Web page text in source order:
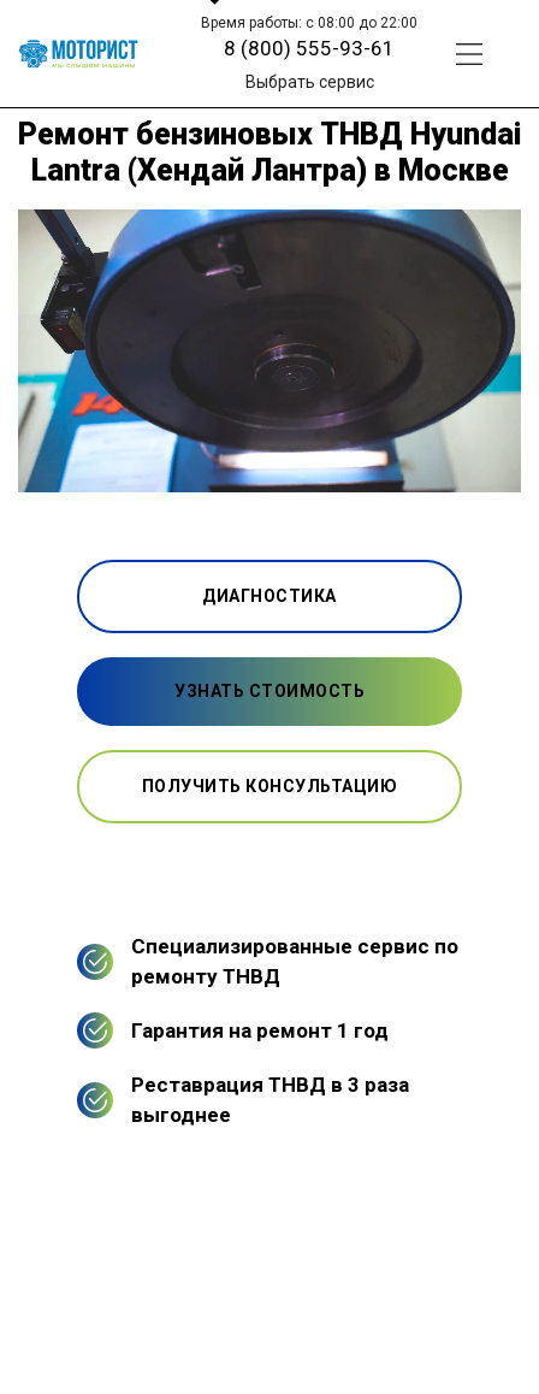
Время работы: с 08:00 до 22:00
8 (800) 555-93-61
Выбрать сервис
Ремонт бензиновых ТНВД Hyundai
Lantra (Хендай Лантра) в Москве
ДИАГНОСТИКА
УЗНАТЬ СТОИМОСТЬ
ПОЛУЧИТЬ КОНСУЛЬТАЦИЮ
Специализированные сервис по
ремонту ТНВД
Гарантия на ремонт 1 год
Реставрация ТНВД в 3 раза
выгоднее